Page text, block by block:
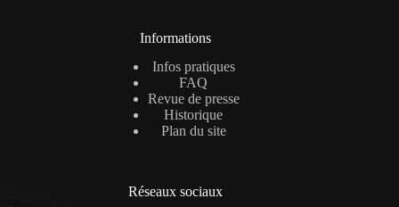
Informations
Infos pratiques
FAQ
Revue de presse
Historique
Plan du site
Réseaux sociaux